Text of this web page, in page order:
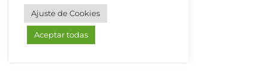
Ajuste de Cookies
Aceptar todas